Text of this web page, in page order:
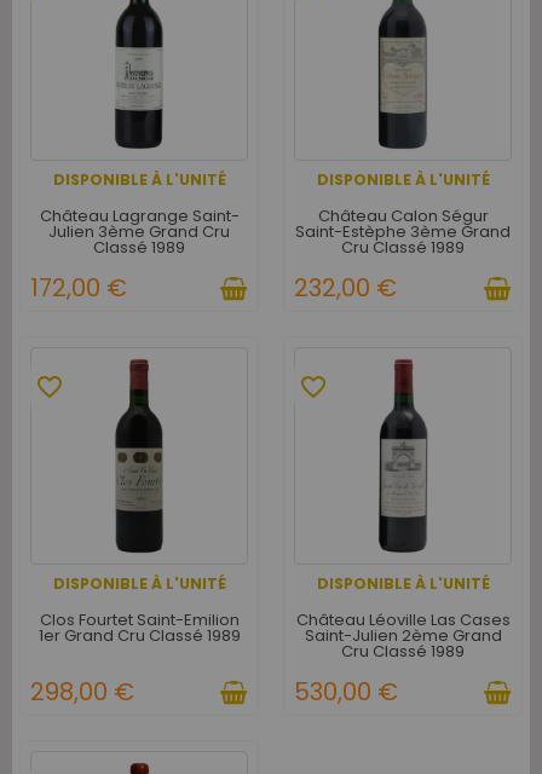
DISPONIBLE À L'UNITÉ
Château Lagrange Saint-
Julien 3ème Grand Cru
Classé 1989
172,00 €
DISPONIBLE À L'UNITÉ
Château Calon Ségur
Saint-Estèphe 3ème Grand
Cru Classé 1989
232,00 €
DISPONIBLE À L'UNITÉ
favorite_border
Clos Fourtet Saint-Emilion
1er Grand Cru Classé 1989
298,00 €
DISPONIBLE À L'UNITÉ
favorite_border
Château Léoville Las Cases
Saint-Julien 2ème Grand
Cru Classé 1989
530,00 €